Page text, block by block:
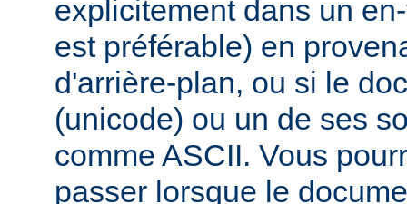
explicitement dans un
est préférable) en
d'arrière-plan, ou si le
(unicode) ou un de ses
comme ASCII. Vous
passer lorsque le